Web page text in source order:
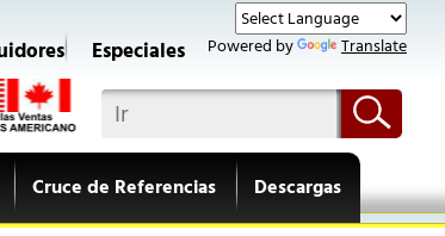
Powered by Translate
Especiales
Cruce de Referencias Descargas